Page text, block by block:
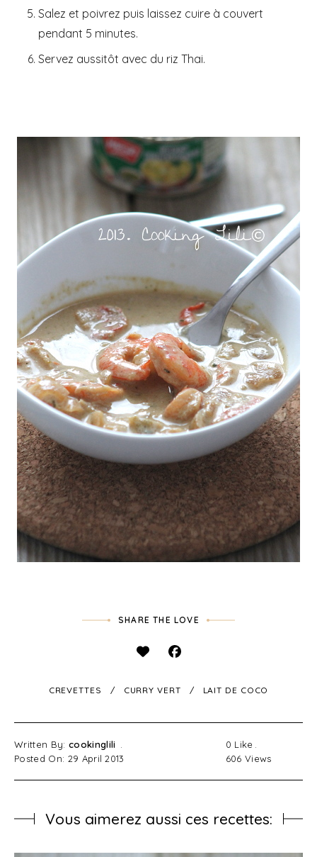
Salez et poivrez puis laissez cuire à couvert
pendant 5 minutes.
Servez aussitôt avec du riz Thai.
SHARE THE LOVE
CREVETTES CURRY VERT LAIT DE COCO
Written By: cookinglili
Posted On: 29 April 2013
0 Like
606 Views
Vous aimerez aussi ces recettes: